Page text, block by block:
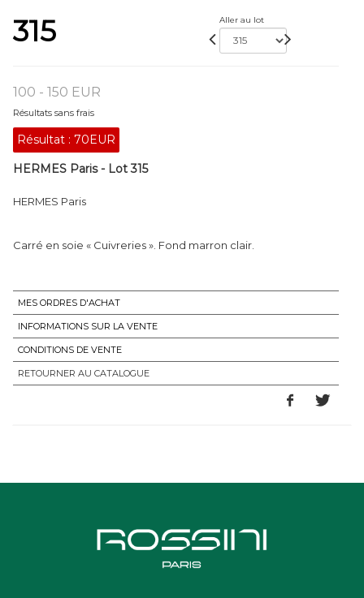
315 Aller au lot
100 - 150 EUR
Résultats sans frais
Résultat : 70EUR
HERMES Paris - Lot 315
HERMES Paris
Carré en soie « Cuivreries ». Fond marron clair.
MES ORDRES D'ACHAT
INFORMATIONS SUR LA VENTE
CONDITIONS DE VENTE
RETOURNER AU CATALOGUE